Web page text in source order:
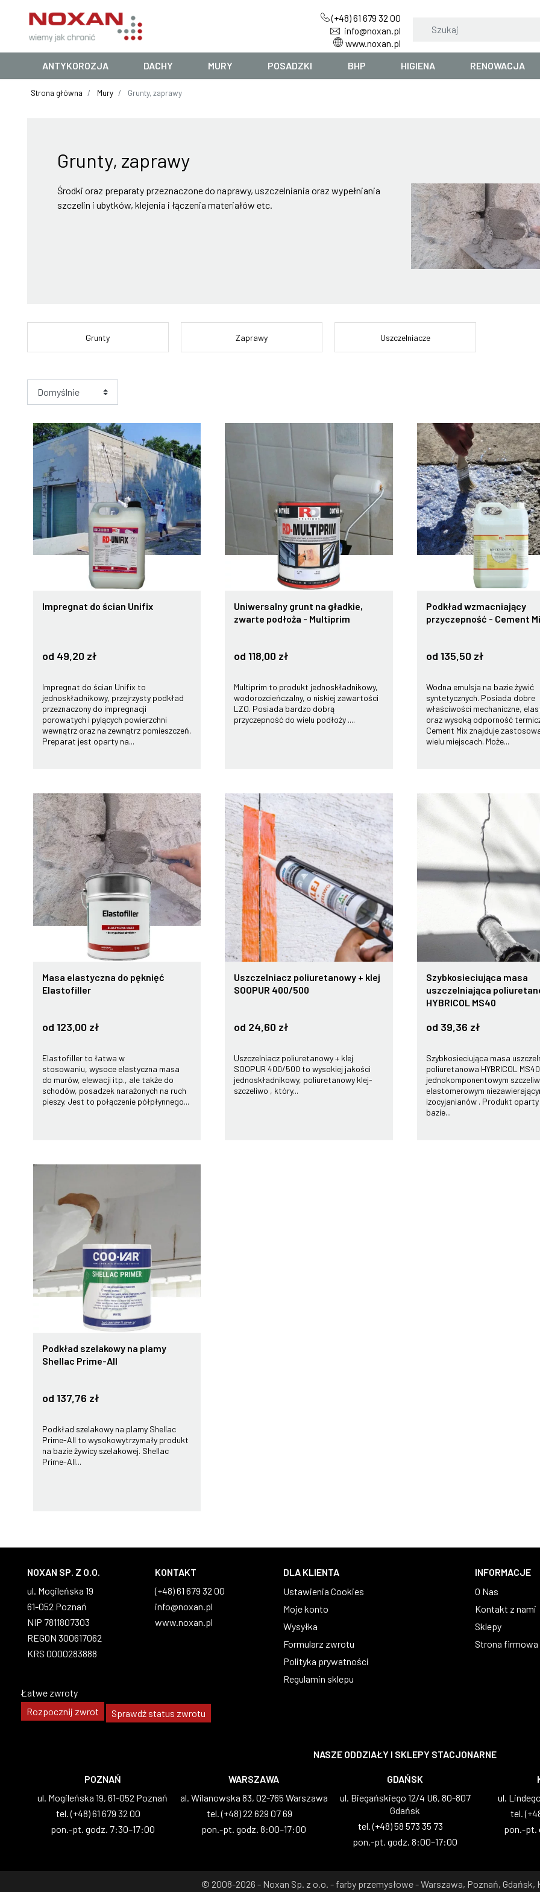
(+48) 61 679 32 00
info@noxan.pl
www.noxan.pl
ANTYKOROZJA DACHY MURY POSADZKI BHP HIGIENA RENOWACJA
Strona główna Mury Grunty, zaprawy
Grunty, zaprawy
Środki oraz preparaty przeznaczone do naprawy, uszczelniania oraz wypełniania
szczelin i ubytków, klejenia i łączenia materiałów etc.
Grunty Zaprawy Uszczelniacze
Impregnat do ścian Unifix
od 49,20 zł
Impregnat do ścian Unifix to
jednoskładnikowy, przejrzysty podkład
przeznaczony do impregnacji
porowatych i pylących powierzchni
wewnątrz oraz na zewnątrz pomieszczeń.
Preparat jest oparty na...
Uniwersalny grunt na gładkie,
zwarte podłoża - Multiprim
od 118,00 zł
Multiprim to produkt jednoskładnikowy,
wodorozcieńczalny, o niskiej zawartości
LZO. Posiada bardzo dobrą
przyczepność do wielu podłoży ....
Podkład wzmacniający
przyczepność - Cement
od 135,50 zł
Wodna emulsja na bazie żywić
syntetycznych. Posiada dobre
właściwości mechaniczne,
oraz wysoką odporność
Cement Mix znajduje
wielu miejscach. Może...
Masa elastyczna do pęknięć
Elastofiller
od 123,00 zł
Elastofiller to łatwa w
stosowaniu, wysoce elastyczna masa
do murów, elewacji itp., ale także do
schodów, posadzek narażonych na ruch
pieszy. Jest to połączenie półpłynnego...
Uszczelniacz poliuretanowy + klej
SOOPUR 400/500
od 24,60 zł
Uszczelniacz poliuretanowy + klej
SOOPUR 400/500 to wysokiej jakości
jednoskładnikowy, poliuretanowy klej-
szczeliwo , który...
Szybkosieciująca masa
uszczelniająca
HYBRICOL MS40
od 39,36 zł
Szybkosieciująca masa
poliuretanowa HYBRICOL
jednokomponentowym
elastomerowym
izocyjanianów . Produkt oparty
bazie...
Podkład szelakowy na plamy
Shellac Prime-All
od 137,76 zł
Podkład szelakowy na plamy Shellac
Prime-All to wysokowytrzymały produkt
na bazie żywicy szelakowej. Shellac
Prime-All...
NOXAN SP. Z O.O.
ul. Mogileńska 19
61-052 Poznań
NIP 7811807303
REGON 300617062
KRS 0000283888
KONTAKT
(+48) 61 679 32 00
info@noxan.pl
www.noxan.pl
DLA KLIENTA
Ustawienia Cookies
Moje konto
Wysyłka
Formularz zwrotu
Polityka prywatności
Regulamin sklepu
INFORMACJE
O Nas
Kontakt z nami
Sklepy
Strona firmowa
Łatwe zwroty
Rozpocznij zwrot
Sprawdź status zwrotu
NASZE ODDZIAŁY I SKLEPY STACJONARNE
POZNAŃ
ul. Mogileńska 19, 61-052 Poznań
tel. (+48) 61 679 32 00
pon.-pt. godz. 7:30–17:00
WARSZAWA
al. Wilanowska 83, 02-765 Warszawa
tel. (+48) 22 629 07 69
pon.-pt. godz. 8:00–17:00
GDAŃSK
ul. Biegańskiego 12/4 U6, 80-807
Gdańsk
tel. (+48) 58 573 35 73
pon.-pt. godz. 8:00–17:00
ul.
tel.
pon.-pt.
© 2008-2026 - Noxan Sp. z o.o. - farby przemysłowe - Warszawa, Poznań, Gdańsk,